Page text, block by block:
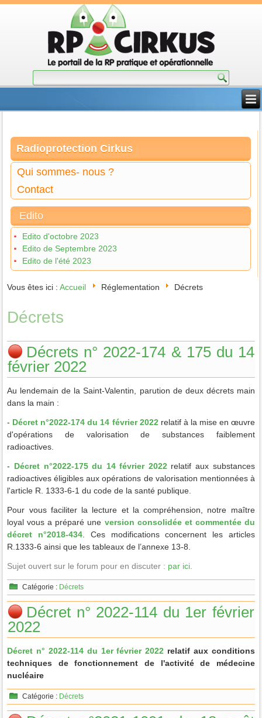
Radioprotection Cirkus
Qui sommes- nous ?
Contact
Edito
Edito d'octobre 2023
Edito de Septembre 2023
Edito de l'été 2023
Vous êtes ici :Accueil Réglementation Décrets
Décrets
Décrets n° 2022-174 & 175 du 14
février 2022
Au lendemain de la Saint-Valentin, parution de deux décrets main
dans la main :
- Décret n°2022-174 du 14 février 2022relatif à la mise en œuvre
d'opérations de valorisation de substances faiblement
radioactives.
- Décret n°2022-175 du 14 février 2022relatif aux substances
radioactives éligibles aux opérations de valorisation mentionnées à
l'article R. 1333-6-1 du code de la santé publique.
Pour vous faciliter la lecture et la compréhension, notre maître
loyal vous a préparé une version consolidée et commentée du
décret n°2018-434. Ces modifications concernent les articles
R.1333-6 ainsi que les tableaux de l’annexe 13-8.
Sujet ouvert sur le forum pour en discuter : par ici.
Catégorie : Décrets
Décret n° 2022-114 du 1er février
2022
Décret n° 2022-114 du 1er février 2022 relatif aux conditions
techniques de fonctionnement de l'activité de médecine
nucléaire
Catégorie : Décrets